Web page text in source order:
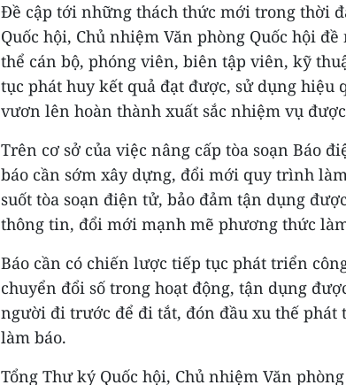
Đề cập tới những thách thức mới trong thời
Quốc hội, Chủ nhiệm Văn phòng Quốc hội
thể cán bộ, phóng viên, biên tập viên, kỹ
tục phát huy kết quả đạt được, sử dụng hiệu
vươn lên hoàn thành xuất sắc nhiệm vụ
Trên cơ sở của việc nâng cấp tòa soạn Báo
báo cần sớm xây dựng, đổi mới quy trình
suốt tòa soạn điện tử, bảo đảm tận dụng
thông tin, đổi mới mạnh mẽ phương thức
Báo cần có chiến lược tiếp tục phát triển
chuyển đổi số trong hoạt động, tận dụng
người đi trước để đi tắt, đón đầu xu thế phát
làm báo.
Tổng Thư ký Quốc hội, Chủ nhiệm Văn